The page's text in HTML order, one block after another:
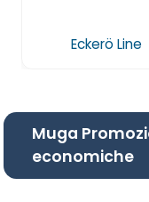
Eckerö Line
Muga
economiche